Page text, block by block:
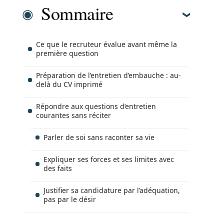
Sommaire
Ce que le recruteur évalue avant même la
première question
Préparation de l’entretien d’embauche : au-
delà du CV imprimé
Répondre aux questions d’entretien
courantes sans réciter
Parler de soi sans raconter sa vie
Expliquer ses forces et ses limites avec
des faits
Justifier sa candidature par l’adéquation,
pas par le désir